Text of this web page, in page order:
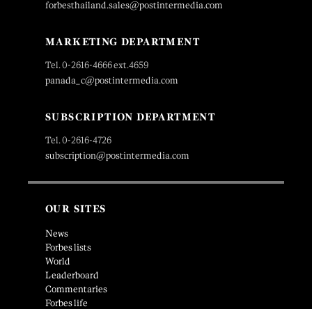
forbesthailand.sales@postintermedia.com
MARKETING DEPARTMENT
Tel. 0-2616-4666 ext.4659
panada_c@postintermedia.com
SUBSCRIPTION DEPARTMENT
Tel. 0-2616-4726
subscription@postintermedia.com
OUR SITES
News
Forbes lists
World
Leaderboard
Commentaries
Forbes life